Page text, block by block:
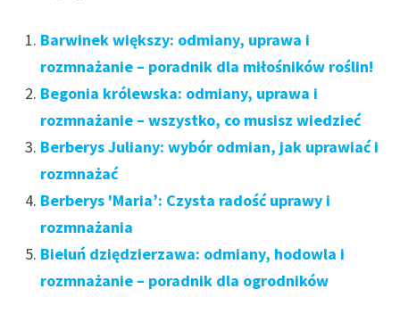
Barwinek większy: odmiany, uprawa i
rozmnażanie – poradnik dla miłośników roślin!
Begonia królewska: odmiany, uprawa i
rozmnażanie – wszystko, co musisz wiedzieć
Berberys Juliany: wybór odmian, jak uprawiać i
rozmnażać
Berberys 'Maria’: Czysta radość uprawy i
rozmnażania
Bieluń dziędzierzawa: odmiany, hodowla i
rozmnażanie – poradnik dla ogrodników